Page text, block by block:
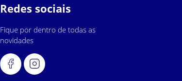
Redes sociais
Fique por dentro de todas as
novidades